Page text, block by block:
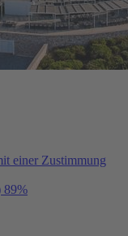
einer Zustimmung
89%